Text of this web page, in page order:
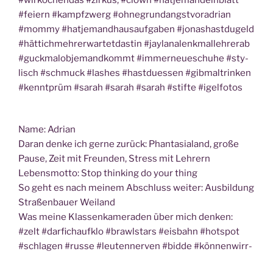
#fei­ern #kampf­zwerg #ohne­grund­angst­vor­ad­ri­an
#mom­my #hat­je­mandhaus­auf­ga­ben #jonas­hast­du­geld
#hät­tich­meh­rerwar­tet­da­s­tin #jayl­ana­lenk­mal­leh­rer­ab
#guck­mal­ob­je­mandkommt #immer­neue­schu­he #sty­
lisch #schmuck #las­hes #hast­dues­sen #gib­mal­trin­ken
#kennt­prüm #sarah #sarah #sarah #stif­te #igel­fo­tos
Name: Adri­an
Dar­an den­ke ich ger­ne zurück: Phan­ta­sia­land, gro­ße
Pau­se, Zeit mit Freun­den, Stress mit Lehrern
Lebens­mot­to: Stop thin­king do your thing
So geht es nach mei­nem Abschluss wei­ter: Aus­bil­dung
Stra­ßen­bau­er Weiland
Was mei­ne Klas­sen­ka­me­ra­den über mich den­ken:
#zelt #dar­fich­auf­klo #brawl­stars #eis­bahn #hot­spot
#schla­gen #rus­se #leu­ten­ner­ven #bidde #kön­nen­wirr­